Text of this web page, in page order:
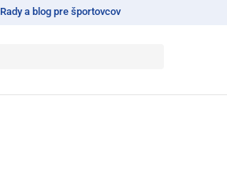
Rady a blog pre športovcov